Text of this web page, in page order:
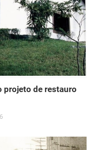
de restauro